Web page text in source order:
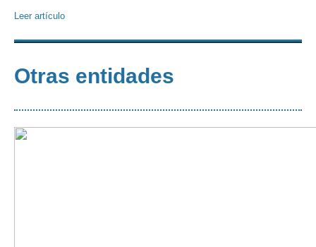
Leer artículo
Otras entidades